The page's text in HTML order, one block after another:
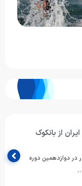
از بانکوک
دوازدهمین دوره